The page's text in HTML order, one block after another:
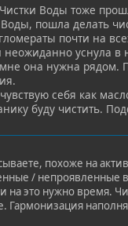
Воды тоже
пошла делать
почти на
уснула в
она нужна рядом.
себя как
буду чистить.
похоже на
/ непроявленные
на это нужно время.
Гармонизация